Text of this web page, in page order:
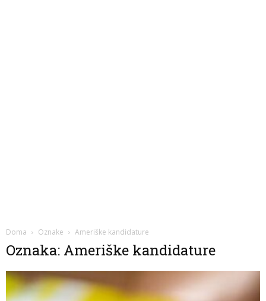
Doma Oznake Ameriške kandidature
Oznaka: Ameriške kandidature